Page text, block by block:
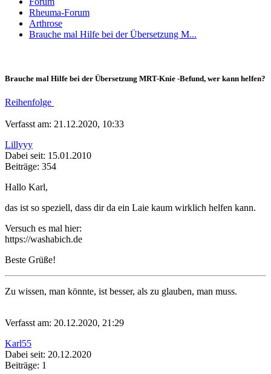
Rheuma-Forum
Arthrose
Brauche mal Hilfe bei der Übersetzung M...
Brauche mal Hilfe bei der Übersetzung MRT-Knie -Befund, wer kann helfen?
Reihenfolge
Verfasst am: 21.12.2020, 10:33
Lillyyy
Dabei seit: 15.01.2010
Beiträge: 354
Hallo Karl,
das ist so speziell, dass dir da ein Laie kaum wirklich helfen kann.
Versuch es mal hier:
https://washabich.de
Beste Grüße!
Zu wissen, man könnte, ist besser, als zu glauben, man muss.
Verfasst am: 20.12.2020, 21:29
Karl55
Dabei seit: 20.12.2020
Beiträge: 1